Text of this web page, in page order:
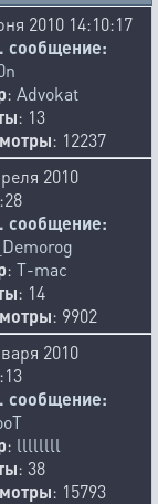
2010 14:10:17
сообщение:
: Advokat
: 13
: 12237
2010
сообщение:
: T-mac
: 14
: 9902
2010
сообщение:
: llllllll
: 38
: 15793